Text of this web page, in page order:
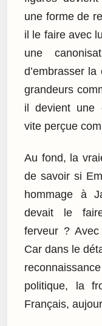
une forme de
il le faire avec
une
d’embrasser
grandeurs
il devient une
vite perçue
Au fond, la
de savoir si
hommage à
devait le
ferveur ?
Car dans le
politique, la
Français,